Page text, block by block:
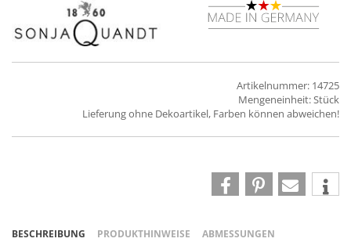
Artikelnummer: 14725
Mengeneinheit: Stück
Lieferung ohne Dekoartikel, Farben können abweichen!
BESCHREIBUNG PRODUKTHINWEISE
ABMESSUNGEN